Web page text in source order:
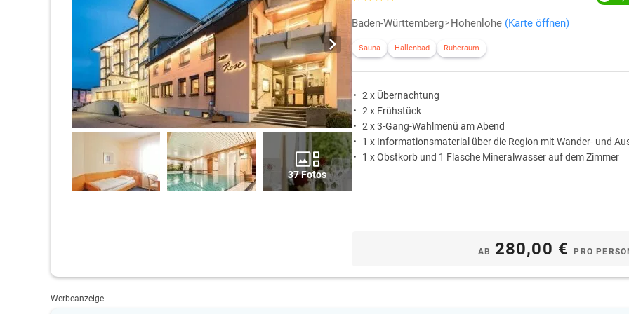
37 Fotos
Baden-Württemberg Hohenlohe (Karte öffnen)
Sauna Hallenbad Ruheraum
2 x Übernachtung
2 x Frühstück
2 x 3-Gang-Wahlmenü am Abend
1 x Informationsmaterial über die Region mit Wander- und
1 x Obstkorb und 1 Flasche Mineralwasser auf dem Zimmer
AB 280,00 €PRO
Werbeanzeige